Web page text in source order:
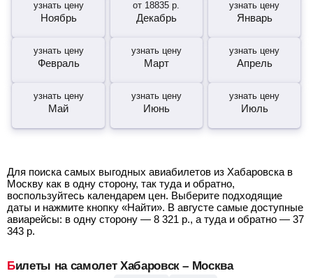
узнать цену
Ноябрь
от 18835 р.
Декабрь
узнать цену
Январь
узнать цену
Февраль
узнать цену
Март
узнать цену
Апрель
узнать цену
Май
узнать цену
Июнь
узнать цену
Июль
Для поиска самых выгодных авиабилетов из Хабаровска в
Москву как в одну сторону, так туда и обратно,
воспользуйтесь календарем цен. Выберите подходящие
даты и нажмите кнопку «Найти». В августе самые доступные
авиарейсы: в одну сторону — 8 321 р., а туда и обратно — 37
343 р.
Билеты на самолет Хабаровск – Москва